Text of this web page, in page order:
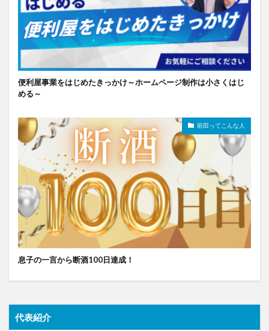
便利屋事業をはじめたきっかけ～ホームページ制作は小さくはじ
める～
前田ってこんな人
息子の一言から断酒100日達成！
代表紹介